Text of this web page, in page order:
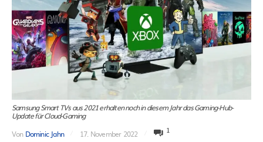
Samsung Smart TVs aus 2021 erhalten noch in diesem Jahr das Gaming-Hub-
Update für Cloud-Gaming
Von Dominic Jahn 17. November 2022 1